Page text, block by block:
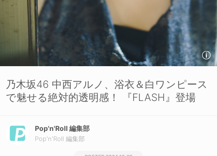
乃木坂46 中西アルノ、浴衣＆白ワンピース
で魅せる絶対的透明感！ 『FLASH』登場
Pop'n'Roll 編集部
Pop'n'Roll 編集部